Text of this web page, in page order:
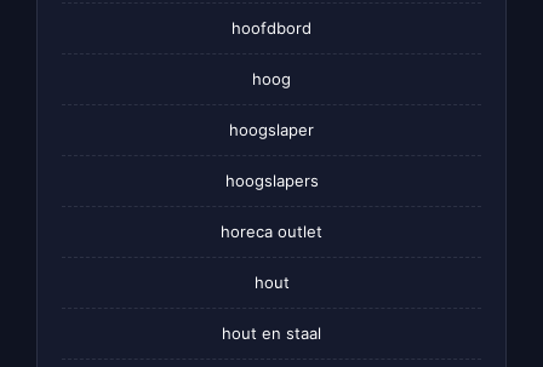
hoofdbord
hoog
hoogslaper
hoogslapers
horeca outlet
hout
hout en staal